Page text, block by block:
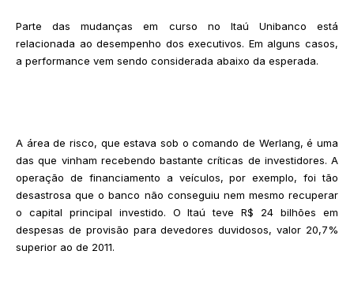
Parte das mudanças em curso no Itaú Unibanco está
relacionada ao desempenho dos executivos. Em alguns casos,
a performance vem sendo considerada abaixo da esperada.
A área de risco, que estava sob o comando de Werlang, é uma
das que vinham recebendo bastante críticas de investidores. A
operação de financiamento a veículos, por exemplo, foi tão
desastrosa que o banco não conseguiu nem mesmo recuperar
o capital principal investido. O Itaú teve R$ 24 bilhões em
despesas de provisão para devedores duvidosos, valor 20,7%
superior ao de 2011.